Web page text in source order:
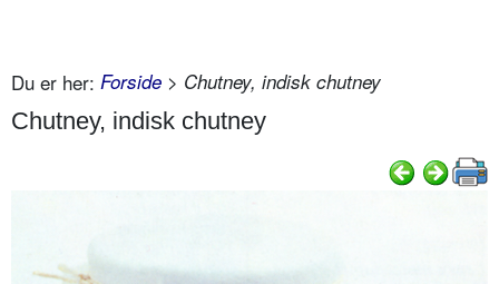
Du er her: Forside > Chutney, indisk chutney
Chutney, indisk chutney